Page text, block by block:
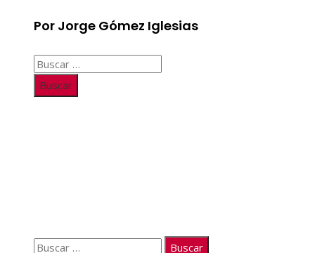
Por Jorge Gómez Iglesias
Buscar:
Buscar: